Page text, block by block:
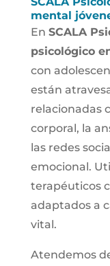
mental
En SCALA
psicológico
con
están
relacionadas
corporal, la
las redes
emocional.
terapéuticos
adaptados a
vital.
Atendemos